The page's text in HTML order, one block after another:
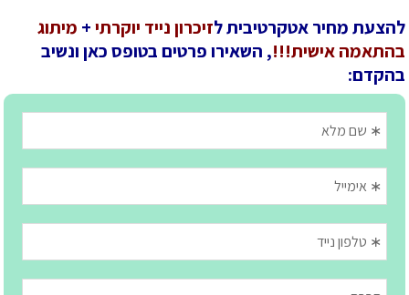
להצעת מחיר אטקרטיבית לזיכרון נייד יוקרתי+ מיתוג
בהתאמה אישית!!!, השאירו פרטים בטופס כאן ונשיב
בהקדם: